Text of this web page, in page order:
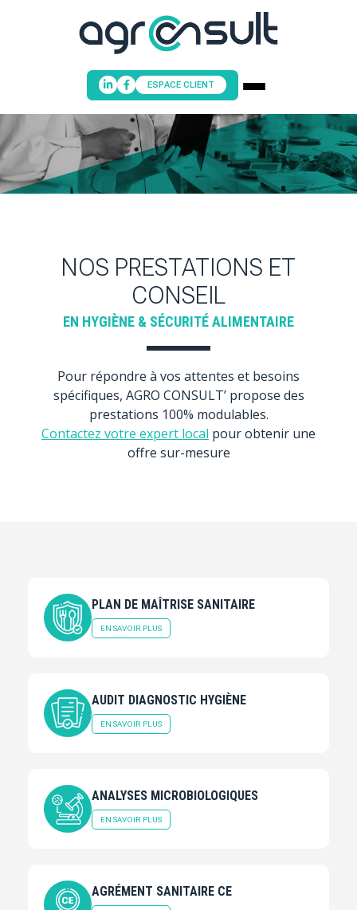
ESPACE CLIENT
ACCUEIL
PRESTATIONS & CONSEILS
POINT INFORMATION HYGIÈNE
NOS PRESTATIONS ET
CONSEIL
EN HYGIÈNE & SÉCURITÉ ALIMENTAIRE
Pour répondre à vos attentes et besoins
spécifiques, AGRO CONSULT’ propose des
prestations 100% modulables.
Contactez votre expert local pour obtenir une
offre sur-mesure
PLAN DE MAÎTRISE SANITAIRE
EN SAVOIR PLUS
AUDIT DIAGNOSTIC HYGIÈNE
EN SAVOIR PLUS
ANALYSES MICROBIOLOGIQUES
EN SAVOIR PLUS
AGRÉMENT SANITAIRE CE